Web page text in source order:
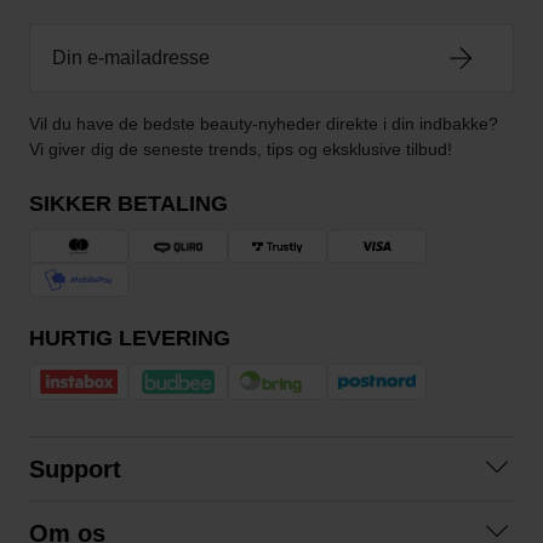
Vil du have de bedste beauty-nyheder direkte i din indbakke?
Vi giver dig de seneste trends, tips og eksklusive tilbud!
SIKKER BETALING
HURTIG LEVERING
Support
Om os